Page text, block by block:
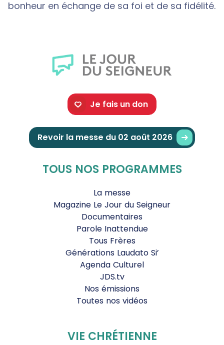
bonheur en échange de sa foi et de sa fidélité.
Je fais un don
Revoir la messe du 02 août 2026
TOUS NOS PROGRAMMES
La messe
Magazine Le Jour du Seigneur
Documentaires
Parole Inattendue
Tous Frères
Générations Laudato Si’
Agenda Culturel
JDS.tv
Nos émissions
Toutes nos vidéos
VIE CHRÉTIENNE